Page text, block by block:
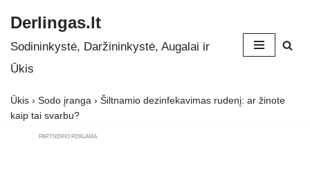
Skip
to
Derlingas.lt
Sodininkystė, Daržininkystė, Augalai ir
Ūkis
Ūkis › Sodo įranga › Šiltnamio dezinfekavimas rudenį: ar žinote
kaip tai svarbu?
PARTNERIO REKLAMA